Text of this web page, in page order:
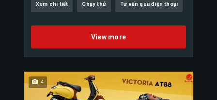
Xem chi tiết Chạy thử Tư vấn qua điện thoại
View more
4